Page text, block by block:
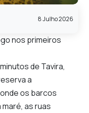
8 Julho 2026
nos primeiros
de Tavira,
a
os barcos
as ruas